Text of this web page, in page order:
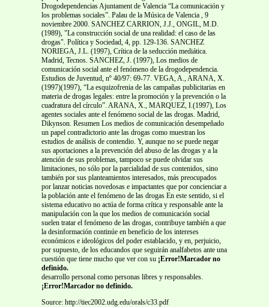
Drogodependencias Ajuntament de Valencia “La comunicación y
los problemas sociales”. Palau de la Música de Valencia , 9
noviembre 2000. SANCHEZ CARRION, J.J., ONGIL, M.D.
(1989), "La construcción social de una realidad: el caso de las
drogas". Política y Sociedad, 4, pp. 129-136. SANCHEZ
NORIEGA, J.L. (1997), Crítica de la seducción mediática.
Madrid, Tecnos. SANCHEZ, J. (1997), Los medios de
comunicación social ante el fenómeno de la drogodependencia.
Estudios de Juventud, nº 40/97: 69-77. VEGA, A., ARANA, X.
(1997)(1997), “La esquizofrenia de las campañas publicitarias en
materia de drogas legales: entre la promoción y la prevención o la
cuadratura del círculo”. ARANA, X., MARQUEZ, I.(1997), Los
agentes sociales ante el fenómeno social de las drogas. Madrid,
Dikynson. Resumen Los medios de comunicación desempeñado
un papel contradictorio ante las drogas como muestran los
estudios de análisis de contendio. Y, aunque no se puede negar
sus aportaciones a la prevención del abuso de las drogas y a la
atención de sus problemas, tampoco se puede olvidar sus
limitaciones, no sólo por la parcialidad de sus contenidos, sino
también por sus planteamientos interesados, más preocupados
por lanzar noticias novedosas e impactantes que por concienciar a
la población ante el fenómeno de las drogas En este sentido, si el
sistema educativo no actúa de forma crítica y responsable ante la
manipulación con la que los medios de comunicación social
suelen tratar el fenómeno de las drogas, contribuye también a que
la desinformación continúe en beneficio de los intereses
económicos e ideológicos del poder establacido, y en, perjuicio,
por supuesto, de los educandos que seguirán analfabetos ante una
cuestión que tiene mucho que ver con su ¡Error!Marcador no
definido.
desarrollo personal como personas libres y responsables.
¡Error!Marcador no definido.
Source: http://tiec2002.udg.edu/orals/c33.pdf